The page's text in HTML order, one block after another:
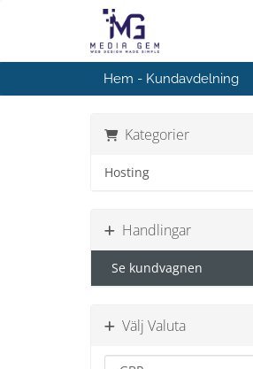
Hem - Kundavdelning
Kategorier
Hosting
Handlingar
Se kundvagnen
Välj Valuta